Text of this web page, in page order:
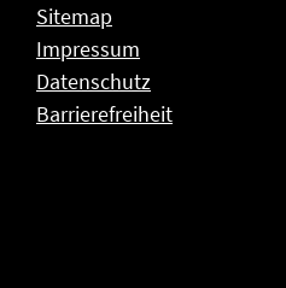
Sitemap
Impressum
Datenschutz
Barrierefreiheit